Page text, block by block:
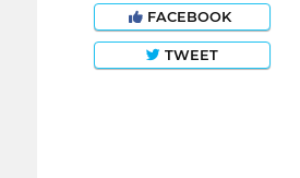
FACEBOOK
TWEET